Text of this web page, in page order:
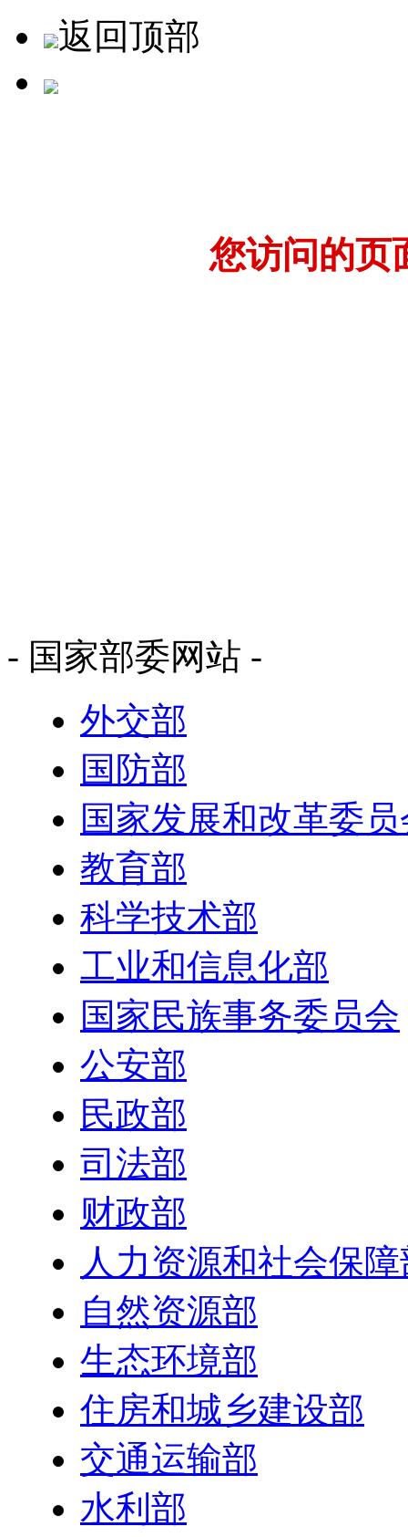
返回顶部
您访问的页
- 国家部委网站 -
外交部
国防部
国家发展和改革委
教育部
科学技术部
工业和信息化部
国家民族事务委员会
公安部
民政部
司法部
财政部
人力资源和社会保
自然资源部
生态环境部
住房和城乡建设部
交通运输部
水利部